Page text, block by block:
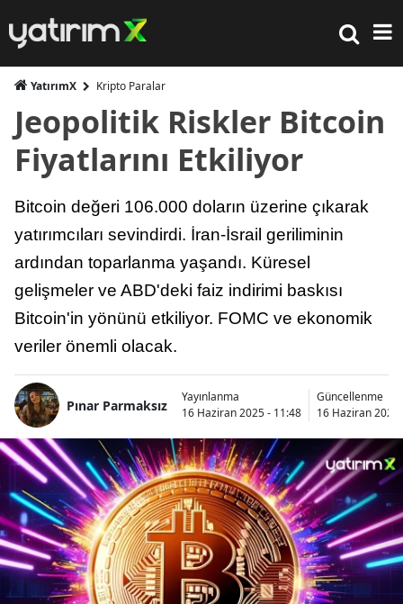
YatırımX Kripto Paralar
Jeopolitik Riskler Bitcoin
Fiyatlarını Etkiliyor
Bitcoin değeri 106.000 doların üzerine çıkarak
yatırımcıları sevindirdi. İran-İsrail geriliminin
ardından toparlanma yaşandı. Küresel
gelişmeler ve ABD'deki faiz indirimi baskısı
Bitcoin'in yönünü etkiliyor. FOMC ve ekonomik
veriler önemli olacak.
Pınar Parmaksız
Yayınlanma
16 Haziran 2025 - 11:48
Güncellenme
16 Haziran 2025